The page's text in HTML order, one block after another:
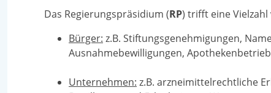
Das Regierungspräsidium (RP) trifft eine Vielzahl
Bürger: z.B. Stiftungsgenehmigungen,
Ausnahmebewilligungen,
Unternehmen: z.B. arzneimittelrechtliche